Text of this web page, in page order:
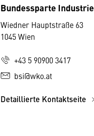
Bundessparte Industrie
Wiedner Hauptstraße 63
1045 Wien
+43 5 90900 3417
bsi@wko.at
Detaillierte Kontaktseite